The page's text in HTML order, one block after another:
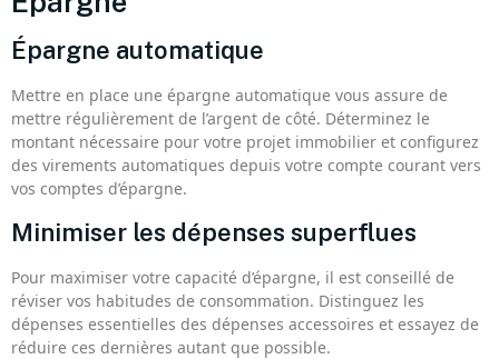
Épargne automatique
Mettre en place une épargne automatique vous assure de
mettre régulièrement de l’argent de côté. Déterminez le
montant nécessaire pour votre projet immobilier et configurez
des virements automatiques depuis votre compte courant vers
vos comptes d’épargne.
Minimiser les dépenses superflues
Pour maximiser votre capacité d’épargne, il est conseillé de
réviser vos habitudes de consommation. Distinguez les
dépenses essentielles des dépenses accessoires et essayez de
réduire ces dernières autant que possible.